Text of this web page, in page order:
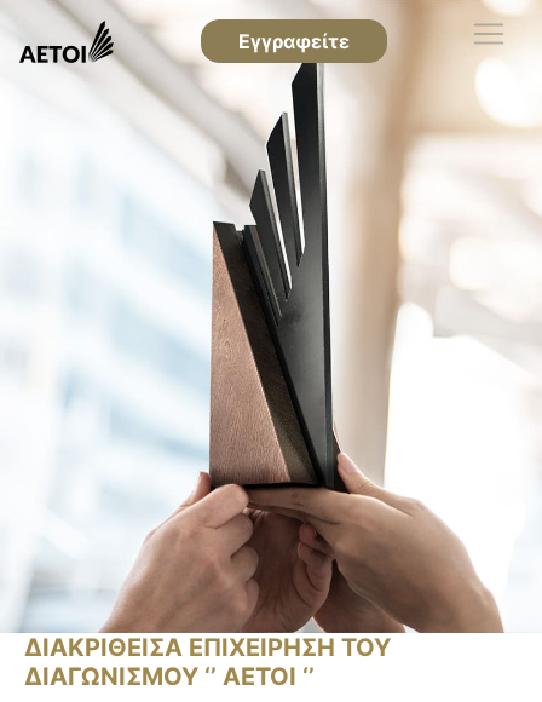
Εγγραφείτε
ΔΙΑΚΡΙΘΕΙΣΑ ΕΠΙΧΕΙΡΗΣΗ ΤΟΥ
ΔΙΑΓΩΝΙΣΜΟΥ ‘’ ΑΕΤΟΙ ‘’